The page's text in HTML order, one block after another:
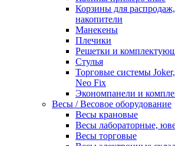
Корзины для
накопители
Манекены
Плечики
Решетки и
Стулья
Торговые системы
Neo Fix
Экономпанели и
Весы / Весовое оборудование
Весы крановые
Весы лабораторные,
Весы торговые